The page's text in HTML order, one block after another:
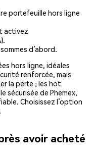
portefeuille hors ligne
activez
d’abord.
hors ligne, idéales
renforcée, mais
la perte ; les hot
sécurisée de Phemex,
Choisissez l’option
avoir acheté